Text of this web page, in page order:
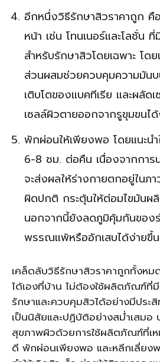
อีกหนึ่งวิธีรักษาสิวราคาถูก
หน้า เช่น โทนเนอร์และโลชั่น
สำหรับรักษาสิวโดยเฉพาะ โ
ส่วนผสมช่วยควบคุมความมัน
เติบโตของแบคทีเรีย และผลัด
เซลล์ผิวตายออกจากรูขุมขนไ
พักผ่อนให้เพียงพอ โดยแนะน
6-8 ชม. ต่อคืน เนื่องจากกา
จะส่งผลให้ร่างกายตกอยู่ในภา
ผิดปกติ กระตุ้นให้ต่อมไขมันผ
นอกจากนี้ยังลดภูมิคุ้มกันของ
พรรณแพ้หรืออักเสบได้ง่ายขึ้
เคล็ดลับวิธีรักษาสิวราคาถูกทั้งหม
ได้เองที่บ้าน ไม่ต้องใช้ผลิตภัณฑ์ที่
รักษาและควบคุมสิวได้อย่างมีประ
เป็นนิสัยและปฏิบัติอย่างสม่ำเสมอ
สุขภาพผิวด้วยการใช้ผลิตภัณฑ์ที่เห
ดี พักผ่อนเพียงพอ และหลีกเลี่ยง